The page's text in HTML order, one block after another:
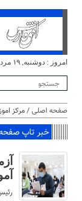
امروز : دوشنبه, ۱۹ مرداد , ۱۴۰۵
صفحه اصلی/ مرکز
خبر تاپ